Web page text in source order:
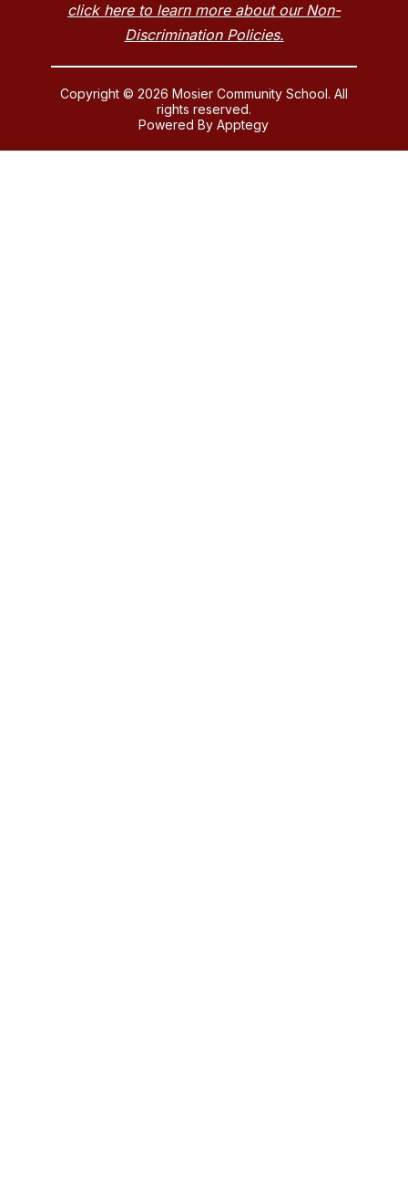
click here to learn more about our Non-
Discrimination Policies.
Copyright © 2026 Mosier Community School. All
rights reserved.
Powered ByApptegy
us